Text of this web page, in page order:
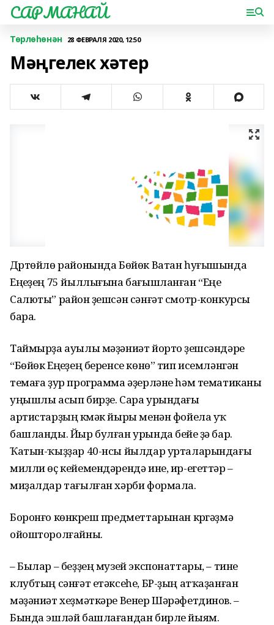
САРМАНАЙ
Төрлөһөнән 28 ФЕВРАЛЯ 2020, 12:50
Мәңгелек хәтер
Дүртөйлө районында Бөйөк Ватан һуғышында
Еңеүҙең 75 йыллығына бағышланған “Еңеү
Салюты” район үҙешсән сәнғәт смотр-конкурсы
бара.
Таймырҙа ауылы мәҙәниәт йорто үҙешсәндәре
“Бөйөк Еңеүҙең беренсе көнө” тип исемләнгән
темаға ҙур программа әҙерләне һәм тематиканы
уңышлы асып бирҙе. Сара урындағы
артистарҙың күмәк йыры менән фойела уҡ
башланды. Йыр булған урында бейеү ҙә бар.
Ҡатын-ҡыҙҙар 40-нсы йылдар урталарындағы
милли өҫ кейемендәрендә ине, ир-егеттәр –
миҙалдар тағылған хәрби формала.
Боронғо көнкүреш предметтарынан күргәҙмә
ойошторолғайны.
– Былар – беҙҙең музей экспонаттары, – тине
клубтың сәнғәт етәксеһе, БР-ҙың атҡаҙанған
мәҙәниәт хеҙмәткәре Венер Шәрәфетдинов. –
Бында эшләй башлағандан бирле йыям.